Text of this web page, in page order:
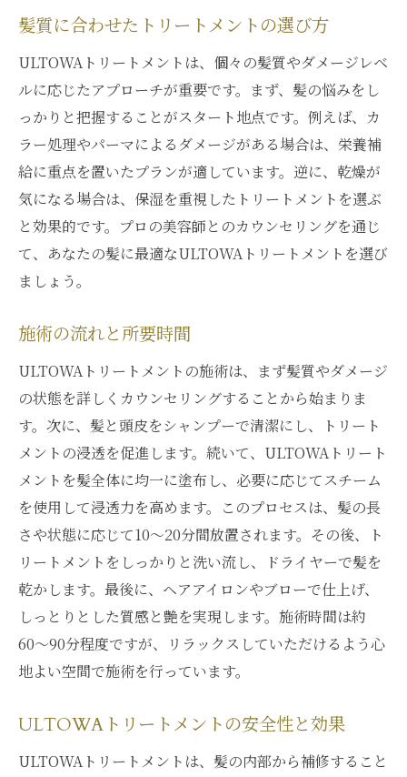
プロのスタイリストによる施術
予約方法とおすすめの時間帯
VIP体験ができる特別プラン
ULTOWAトリートメントの相性が良いヘア
スタイル
ULTOWAトリートメントで叶える究極の髪質改
善
髪質改善のための継続的なケア
季節ごとの髪質ケアアドバイス
髪質改善をサポートするホームケア商品
ULTOWAトリートメントを最適に活用する
コツ
髪質改善の最前線！銀座で試すULTOWAトリー
トメント
最前線のトリートメント技術とは？
髪質改善のための最新研究と開発
ULTOWAトリートメントによる環境への配
慮
専門家が解説する髪質改善の未来
銀座で可能な最新のトリートメント体験
日々のスタイリングを楽しくするULTOWAトリ
ートメントの実力
髪質に合わせたトリートメントの選び方
ULTOWAトリートメントは、個々の髪質やダメージレベ
ルに応じたアプローチが重要です。まず、髪の悩みをし
っかりと把握することがスタート地点です。例えば、カ
ラー処理やパーマによるダメージがある場合は、栄養補
給に重点を置いたプランが適しています。逆に、乾燥が
気になる場合は、保湿を重視したトリートメントを選ぶ
と効果的です。プロの美容師とのカウンセリングを通じ
て、あなたの髪に最適なULTOWAトリートメントを選び
ましょう。
施術の流れと所要時間
ULTOWAトリートメントの施術は、まず髪質やダメージ
の状態を詳しくカウンセリングすることから始まりま
す。次に、髪と頭皮をシャンプーで清潔にし、トリート
メントの浸透を促進します。続いて、ULTOWAトリート
メントを髪全体に均一に塗布し、必要に応じてスチーム
を使用して浸透力を高めます。このプロセスは、髪の長
さや状態に応じて10〜20分間放置されます。その後、ト
リートメントをしっかりと洗い流し、ドライヤーで髪を
乾かします。最後に、ヘアアイロンやブローで仕上げ、
しっとりとした質感と艶を実現します。施術時間は約
60〜90分程度ですが、リラックスしていただけるよう心
地よい空間で施術を行っています。
ULTOWAトリートメントの安全性と効果
ULTOWAトリートメントは、髪の内部から補修すること